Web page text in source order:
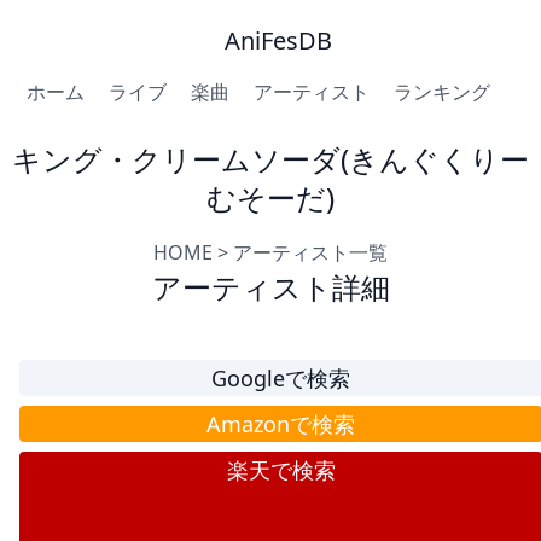
AniFesDB
ホーム ライブ 楽曲 アーティスト ランキング
キング・クリームソーダ(きんぐくりー
むそーだ)
HOME > アーティスト一覧
アーティスト詳細
Googleで検索
Amazonで検索
楽天で検索